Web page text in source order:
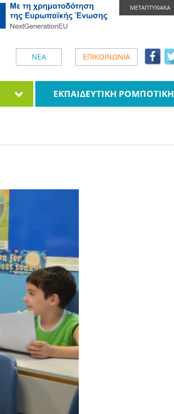
ΜΕΤΑΠΤΥΧΙΑΚΑ
ΕΠΙΚΟΙΝΩΝΙΑ
ΝΕΑ
ΕΚΠΑΙΔΕΥΤΙΚΗ ΡΟΜΠΟΤΙΚΗ